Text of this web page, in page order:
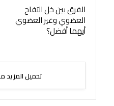
الفرق بين خل التفاح
العضوي وغير العضوي
أيهما أفضل؟
تحميل المزيد